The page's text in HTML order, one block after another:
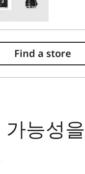
Find a store
능성